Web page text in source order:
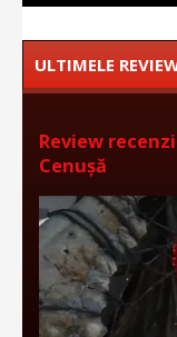
ULTIMELE
Review
Cenușă